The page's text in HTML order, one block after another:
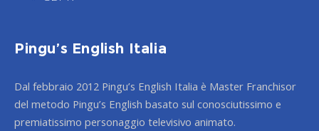
Pingu’s English Italia
Dal febbraio 2012 Pingu’s English Italia è Master Franchisor
del metodo Pingu’s English basato sul conosciutissimo e
premiatissimo personaggio televisivo animato.